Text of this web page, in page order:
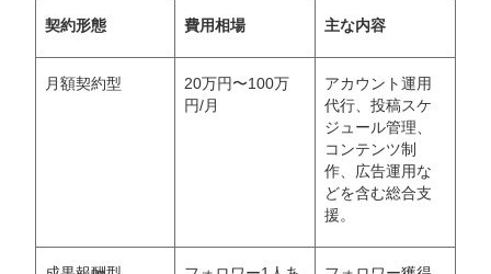
契約形態 費用相場 主な内容
月額契約型
20万円〜100万
円/月
アカウント運用
代行、投稿スケ
ジュール管理、
コンテンツ制
作、広告運用な
どを含む総合支
援。